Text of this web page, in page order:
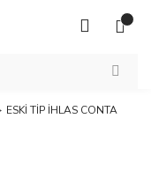
ESKİ TİP İHLAS CONTA